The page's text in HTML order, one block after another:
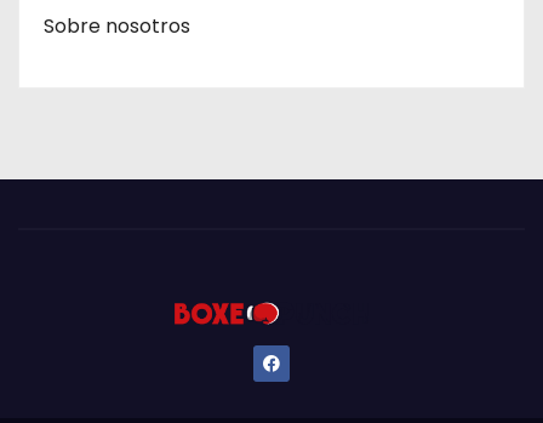
Sobre nosotros